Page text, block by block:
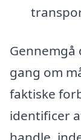
gang om
faktiske
identificer